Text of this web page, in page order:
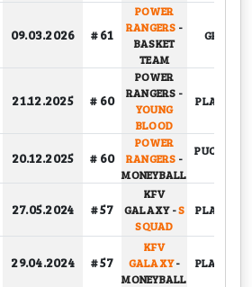
09.03.2026 # 61
POWER
RANGERS -
BASKET
TEAM
21.12.2025 # 60
POWER
RANGERS -
YOUNG
BLOOD
PLAY-OFF,
20.12.2025 # 60
POWER
RANGERS -
MONEYBALL
27.05.2024 # 57
KFV
GALAXY-S
SQUAD
PLAY-OFF,
29.04.2024 # 57
KFV
GALAXY-
MONEYBALL
PLAY-